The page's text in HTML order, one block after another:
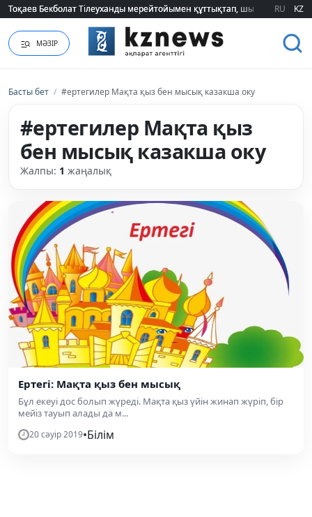
Тоқаев Бекболат Тілеуханды мерейтойымен құттықтап, шығармашылық
Тоқаев Бекболат Тілеуханды мерейтойымен құттықтап, шығармашылық
RU KZ
МӘЗІР
Басты бет / #ертегилер Мақта қыз бен мысық казакша оку
#ертегилер Мақта қыз
бен мысық казакша оку
Жалпы: 1 жаңалық
Ертегі: Мақта қыз бен мысық
Бұл екеуі дос болып жүреді. Мақта қыз үйін жинап жүріп, бір
мейіз тауып алады да м...
20 сәуір 2019•Білім